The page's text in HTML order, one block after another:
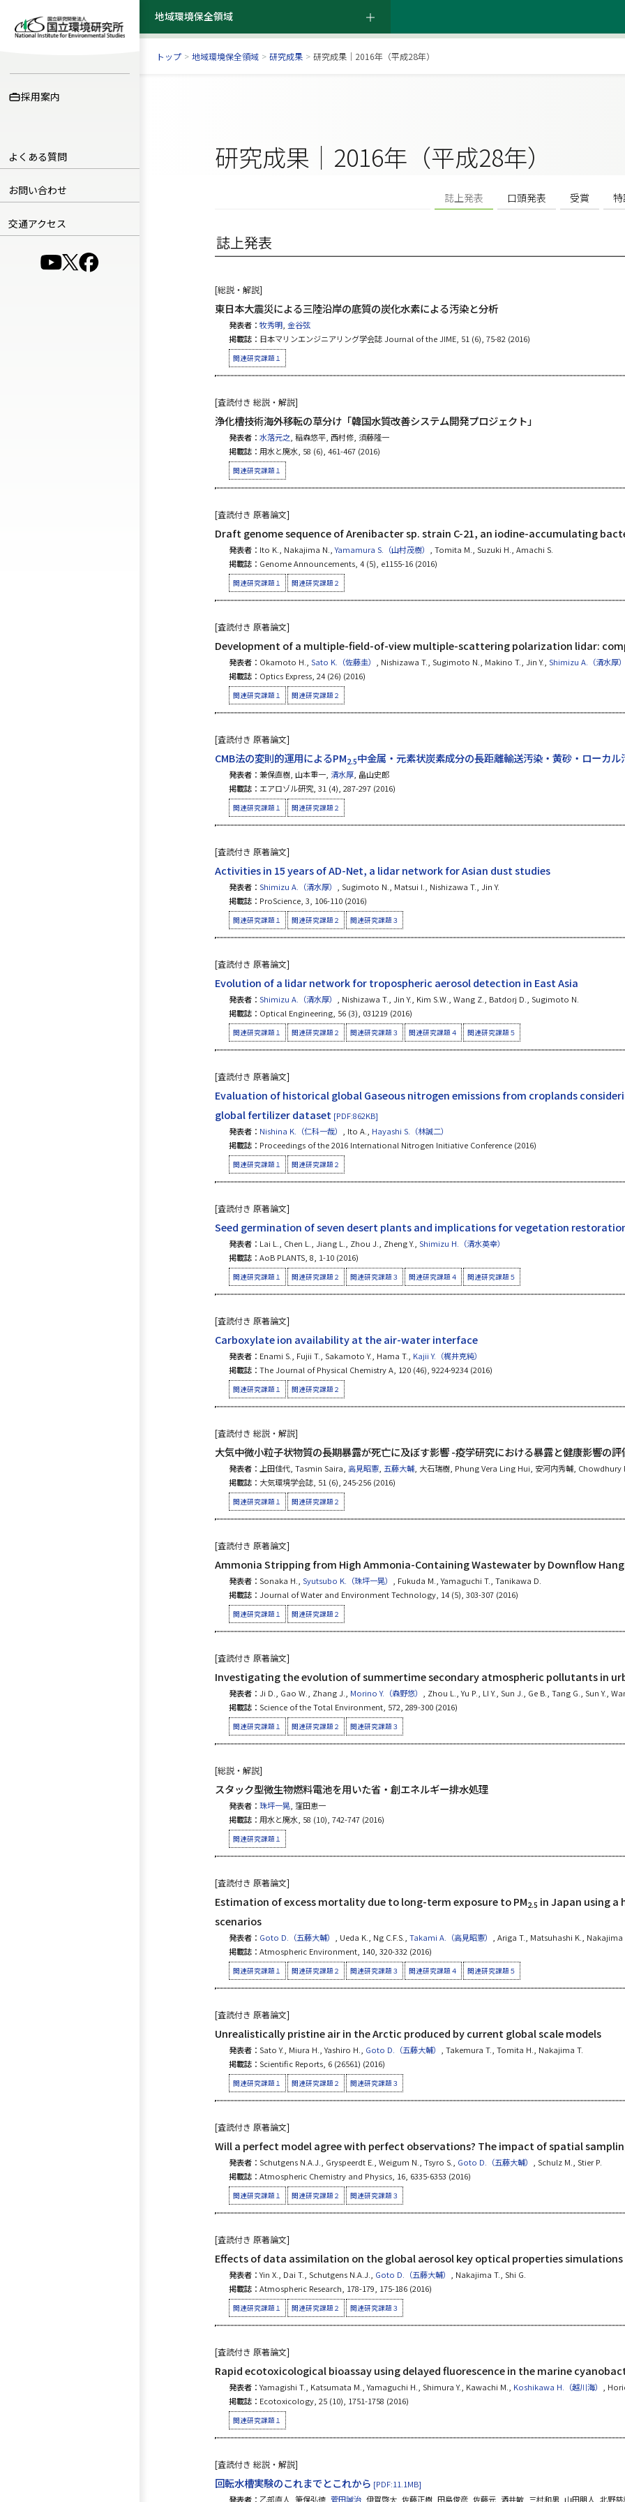
採用案内
よくある質問
お問い合わせ
交通アクセス
（別ウインドウで開きます）
（別ウインドウで開きます）
（別ウインドウで開きます）
地域環境保全領域
トップ > 地域環境保全領域 > 研究成果 > 研究成果｜2016年（平成28年）
地域環境保全領域
研究成果｜2016年（平成28年）
誌上発表 口頭発表 受賞
[総説・解説]
東日本大震災による三陸沿岸の底質の炭化水素による汚染と分析
発表者： 牧秀明 金谷弦
掲載誌： 日本マリンエンジニアリング学会誌 Journal of the JIME, 51 (6), 75-82 (2016)
関連研究課題１
[査読付き 総説・解説]
浄化槽技術海外移転の草分け「韓国水質改善システム開発プロジェクト」
発表者： 水落元之 , 稲森悠平, 西村修, 須藤隆一
掲載誌： 用水と廃水, 58 (6), 461-467 (2016)
関連研究課題１
[査読付き 原著論文]
Draft genome sequence of Arenibacter sp. strain C-21, an iodine-accumulating
発表者： Ito K., Nakajima N.,Yamamura S.（山村茂樹）
, Tomita M., Suzuki H., Amachi S.
掲載誌： Genome Announcements, 4 (5), e1155-16 (2016)
関連研究課題１ 関連研究課題２
[査読付き 原著論文]
Development of a multiple-field-of-view multiple-scattering polarization lidar:
発表者： Okamoto H., Sato K.（佐藤圭） , Nishizawa T., Sugimoto N., Makino T., Jin Y., Shimizu A.（清水厚）
掲載誌： Optics Express, 24 (26) (2016)
関連研究課題１ 関連研究課題２
[査読付き 原著論文]
CMB法の変則的運用によるPM2.5中金属・元素状炭素成分の長距離輸送汚染・黄砂・ローカ
発表者： 兼保直樹, 山本重一, 清水厚 , 畠山史郎
掲載誌： エアロゾル研究, 31 (4), 287-297 (2016)
関連研究課題１ 関連研究課題２
[査読付き 原著論文]
Activities in 15 years of AD-Net, a lidar network for Asian dust studies
発表者： Shimizu A.（清水厚）
, Sugimoto N., Matsui I., Nishizawa T., Jin Y.
掲載誌： ProScience, 3, 106-110 (2016)
関連研究課題１ 関連研究課題２ 関連研究課題３
[査読付き 原著論文]
Evolution of a lidar network for tropospheric aerosol detection in East Asia
発表者： Shimizu A.（清水厚）
, Nishizawa T., Jin Y., Kim S.W., Wang Z., Batdorj D., Sugimoto N.
掲載誌： Optical Engineering, 56 (3), 031219 (2016)
関連研究課題１ 関連研究課題２ 関連研究課題３ 関連研究課題４ 関連研究課題５
[査読付き 原著論文]
Evaluation of historical global Gaseous nitrogen emissions from croplands
global fertilizer dataset [PDF:862KB]
発表者： Nishina K.（仁科一哉） , Ito A.,
Hayashi S.（林誠二）
掲載誌： Proceedings of the 2016 International Nitrogen Initiative Conference (2016)
関連研究課題１ 関連研究課題２
[査読付き 原著論文]
Seed germination of seven desert plants and implications for vegetation
発表者： Lai L., Chen L., Jiang L., Zhou J., Zheng Y., Shimizu H.（清水英幸）
掲載誌： AoB PLANTS, 8, 1-10 (2016)
関連研究課題１ 関連研究課題２ 関連研究課題３ 関連研究課題４ 関連研究課題５
[査読付き 原著論文]
Carboxylate ion availability at the air-water interface
発表者： Enami S., Fujii T., Sakamoto Y., Hama T., Kajii Y.（梶井克純）
掲載誌： The Journal of Physical Chemistry A, 120 (46), 9224-9234 (2016)
関連研究課題１ 関連研究課題２
[査読付き 総説・解説]
大気中微小粒子状物質の長期暴露が死亡に及ぼす影響 -疫学研究における暴露と健康影響の
発表者： 上田佳代, Tasmin Saira, 高見昭憲 五藤大輔, 大石瑞樹, Phung Vera Ling Hui, 安河内秀輔,
掲載誌： 大気環境学会誌, 51 (6), 245-256 (2016)
関連研究課題１ 関連研究課題２
[査読付き 原著論文]
Ammonia Stripping from High Ammonia-Containing Wastewater by Downflow
発表者： Sonaka H., Syutsubo K.（珠坪一晃）
, Fukuda M., Yamaguchi T., Tanikawa D.
掲載誌： Journal of Water and Environment Technology, 14 (5), 303-307 (2016)
関連研究課題１ 関連研究課題２
[査読付き 原著論文]
Investigating the evolution of summertime secondary atmospheric pollutants in
発表者： Ji D., Gao W., Zhang J., Morino Y.（森野悠）
, Zhou L., Yu P., LI Y., Sun J., Ge B., Tang G., Sun Y.,
掲載誌： Science of the Total Environment, 572, 289-300 (2016)
関連研究課題１ 関連研究課題２ 関連研究課題３
[総説・解説]
スタック型微生物燃料電池を用いた省・創エネルギー排水処理
発表者： 珠坪一晃 , 窪田恵一
掲載誌： 用水と廃水, 58 (10), 742-747 (2016)
関連研究課題１
[査読付き 原著論文]
Estimation of excess mortality due to long-term exposure to PM2.5 in Japan using
scenarios
発表者： Goto D.（五藤大輔） , Ueda K., Ng C.F.S., Takami A.（高見昭憲）
, Ariga T., Matsuhashi K., Nakajima
掲載誌： Atmospheric Environment, 140, 320-332 (2016)
関連研究課題１ 関連研究課題２ 関連研究課題３ 関連研究課題４ 関連研究課題５
[査読付き 原著論文]
Unrealistically pristine air in the Arctic produced by current global scale models
発表者： Sato Y., Miura H., Yashiro H., Goto D.（五藤大輔）
, Takemura T., Tomita H., Nakajima T.
掲載誌： Scientific Reports, 6 (26561) (2016)
関連研究課題１ 関連研究課題２ 関連研究課題３
[査読付き 原著論文]
Will a perfect model agree with perfect observations? The impact of spatial
発表者： Schutgens N.A.J., Gryspeerdt E., Weigum N., Tsyro S., Goto D.（五藤大輔）
, Schulz M., Stier P.
掲載誌： Atmospheric Chemistry and Physics, 16, 6335-6353 (2016)
関連研究課題１ 関連研究課題２ 関連研究課題３
[査読付き 原著論文]
Effects of data assimilation on the global aerosol key optical properties simulations
発表者：Yin X., Dai T., Schutgens N.A.J., Goto D.（五藤大輔）
, Nakajima T., Shi G.
掲載誌： Atmospheric Research, 178-179, 175-186 (2016)
関連研究課題１ 関連研究課題２ 関連研究課題３
[査読付き 原著論文]
Rapid ecotoxicological bioassay using delayed fluorescence in the marine
発表者：Yamagishi T., Katsumata M., Yamaguchi H., Shimura Y., Kawachi M., Koshikawa H.（越川海）
,
掲載誌： Ecotoxicology, 25 (10), 1751-1758 (2016)
関連研究課題１
[査読付き 総説・解説]
回転水槽実験のこれまでとこれから [PDF:11.1MB]
発表者： 乙部直人, 筆保弘徳, 菅田誠治 , 伊賀啓太, 佐藤正樹, 田島俊彦, 佐藤元, 酒井敏, 三村和男, 山田朋人, 北野慈